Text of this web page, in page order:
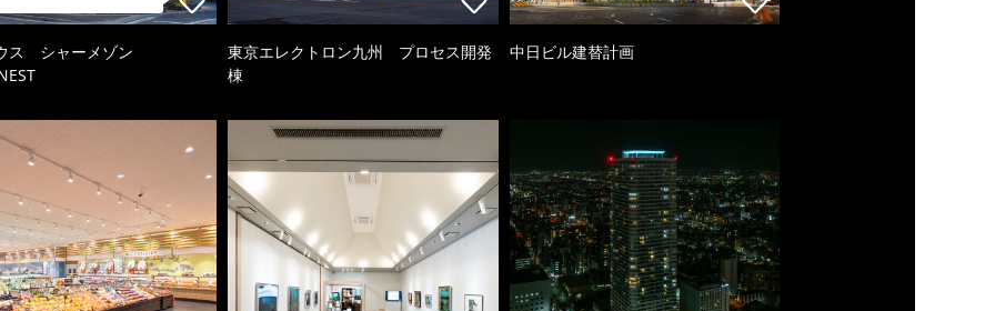
ス シャーメゾン
東京エレクトロン九州 プロセス開発
棟
中日ビル建替計画